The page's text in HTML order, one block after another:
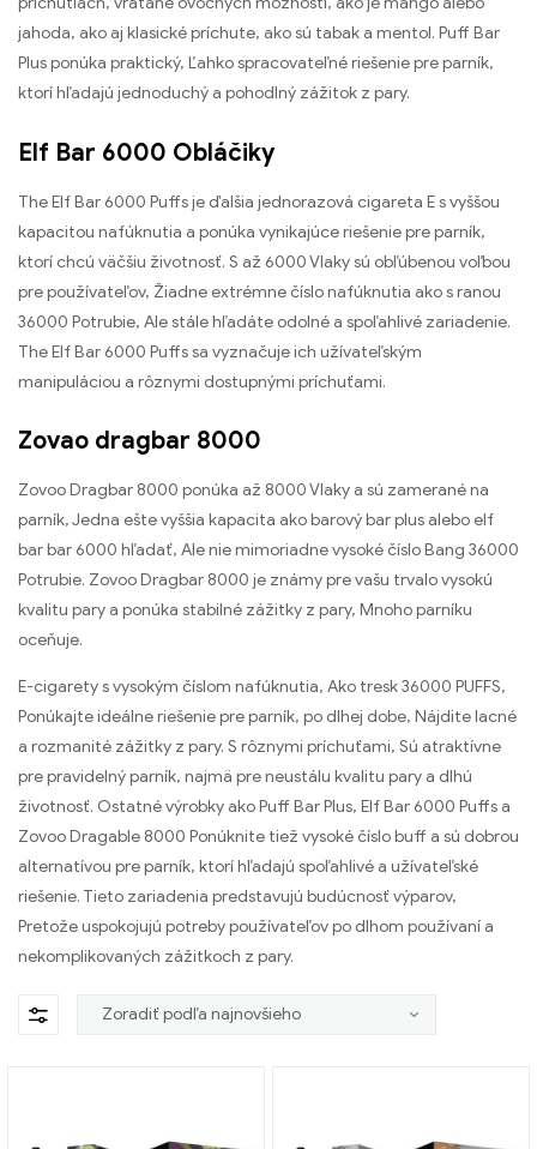
jahoda, ako aj klasické príchute, ako sú tabak a mentol. Puff Bar
Plus ponúka praktický, Ľahko spracovateľné riešenie pre parník,
ktorí hľadajú jednoduchý a pohodlný zážitok z pary.
Elf Bar 6000 Obláčiky
The Elf Bar 6000 Puffs je ďalšia jednorazová cigareta E s vyššou
kapacitou nafúknutia a ponúka vynikajúce riešenie pre parník,
ktorí chcú väčšiu životnosť. S až 6000 Vlaky sú obľúbenou voľbou
pre používateľov, Žiadne extrémne číslo nafúknutia ako s ranou
36000 Potrubie, Ale stále hľadáte odolné a spoľahlivé zariadenie.
The Elf Bar 6000 Puffs sa vyznačuje ich užívateľským
manipuláciou a rôznymi dostupnými príchuťami.
Zovao dragbar 8000
Zovoo Dragbar 8000 ponúka až 8000 Vlaky a sú zamerané na
parník, Jedna ešte vyššia kapacita ako barový bar plus alebo elf
bar bar 6000 hľadať, Ale nie mimoriadne vysoké číslo Bang 36000
Potrubie. Zovoo Dragbar 8000 je známy pre vašu trvalo vysokú
kvalitu pary a ponúka stabilné zážitky z pary, Mnoho parníku
oceňuje.
E-cigarety s vysokým číslom nafúknutia, Ako tresk 36000 PUFFS,
Ponúkajte ideálne riešenie pre parník, po dlhej dobe, Nájdite lacné
a rozmanité zážitky z pary. S rôznymi príchuťami, Sú atraktívne
pre pravidelný parník, najmä pre neustálu kvalitu pary a dlhú
životnosť. Ostatné výrobky ako Puff Bar Plus, Elf Bar 6000 Puffs a
Zovoo Dragable 8000 Ponúknite tiež vysoké číslo buff a sú dobrou
alternatívou pre parník, ktorí hľadajú spoľahlivé a užívateľské
riešenie. Tieto zariadenia predstavujú budúcnosť výparov,
Pretože uspokojujú potreby používateľov po dlhom používaní a
nekomplikovaných zážitkoch z pary.